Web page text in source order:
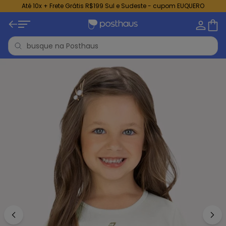
Até 10x + Frete Grátis R$199 Sul e Sudeste - cupom EUQUERO